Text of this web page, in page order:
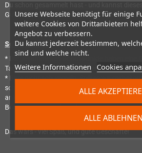
Unsere Webseite benötigt für einige
weitere Cookies von Drittanbietern
Angebot zu verbessern.
Du kannst jederzeit bestimmen,
sind und welche nicht.
Weitere Informationen Cookies
ALLE ABLEHNEN
ALLE
Du schon gesammelt hast - und kannst
Gutschein umwandeln und günstiger bei uns
So gehts nicht:
* Die gesammelten Bonuspunkte haben eine
Tagen. Danach verfällt der Wert.
* Bitte nicht schummeln: Sollten wir
schummelt (also z.B. mehrere
anlegt, um sich selber weiterzuempfehlen),
Bonuspunkte wieder gelöscht.
Das wars - viel Spaß, und gute Geschäfte!